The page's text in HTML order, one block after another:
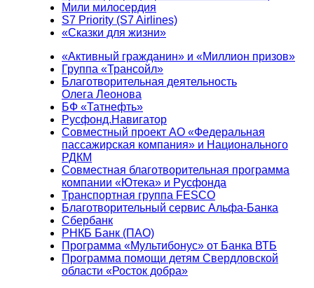
Мили милосердия
S7 Priority (S7 Airlines)
«Сказки для жизни»
«Активный гражданин» и «Миллион призов»
Группа «Трансойл»
Благотворительная деятельность
Олега Леонова
БФ «Татнефть»
Русфонд.Навигатор
Совместный проект АО «Федеральная
пассажирская компания» и Национального
РДКМ
Совместная благотворительная программа
компании «Ютека» и Русфонда
Транспортная группа FESCO
Благотворительный сервис Альфа-Банка
Сбербанк
РНКБ Банк (ПАО)
Программа «Мультибонус» от Банка ВТБ
Программа помощи детям Свердловской
области «Росток добра»